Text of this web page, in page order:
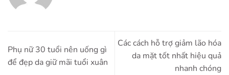
Phụ nữ 30 tuổi nên uống gì
để đẹp da giữ mãi tuổi xuân
Các cách hỗ trợ giảm lão hóa
da mặt tốt nhất hiệu quả
nhanh chóng